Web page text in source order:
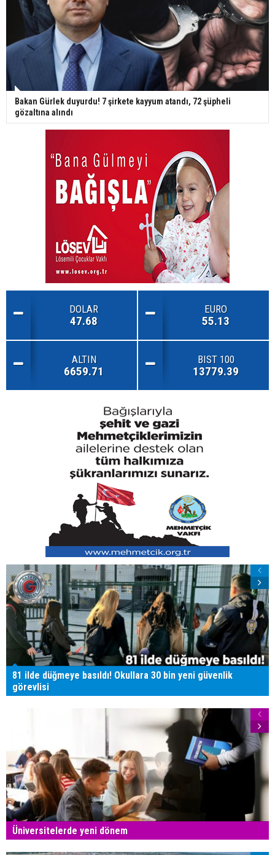
Bakan Gürlek duyurdu! 7 şirkete kayyum atandı, 72 şüpheli
gözaltına alındı
DOLAR
47.68
EURO
55.13
ALTIN
6659.71
BIST 100
13779.39
81 ilde düğmeye basıldı! Okullara 30 bin yeni güvenlik
görevlisi
Üniversitelerde yeni dönem